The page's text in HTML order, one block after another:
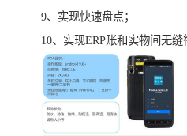
9、实现快速盘点；
10、实现ERP账和实物间无缝